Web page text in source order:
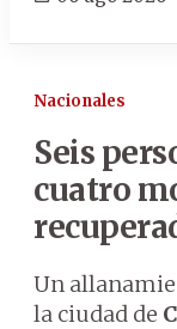
Nacionales
Seis
cuatro
Un
la ciudad de